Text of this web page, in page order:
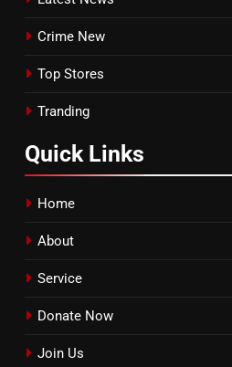
Crime New
Top Stores
Tranding
Quick Links
Home
About
Service
Donate Now
Join Us